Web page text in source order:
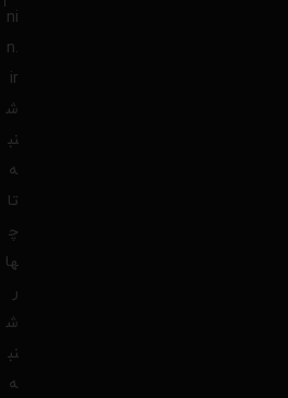
ni
n.
ir
ش
نب
ه
تا
چ
ها
ر
ش
نب
ه